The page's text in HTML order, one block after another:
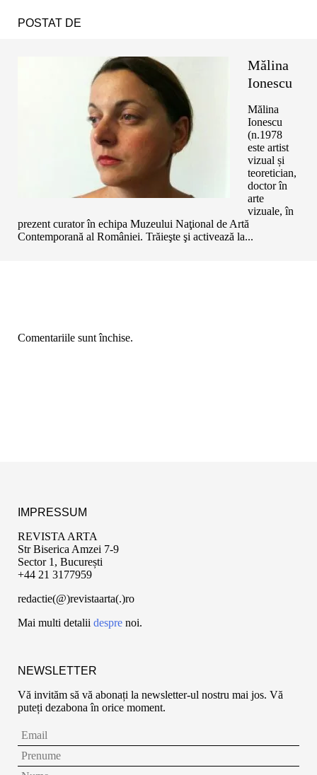
POSTAT DE
Mălina
Ionescu
Mălina
Ionescu
(n.1978
este artist
vizual și
teoretician,
doctor în
arte
vizuale, în
prezent curator în echipa Muzeului Naţional de Artă
Contemporană al României. Trăieşte şi activează la...
Comentariile sunt închise.
IMPRESSUM
REVISTA ARTA
Str Biserica Amzei 7-9
Sector 1, București
+44 21 3177959
redactie(@)revistaarta(.)ro
Mai multi detalii despre noi.
NEWSLETTER
Vă invităm să vă abonați la newsletter-ul nostru mai jos. Vă
puteți dezabona în orice moment.